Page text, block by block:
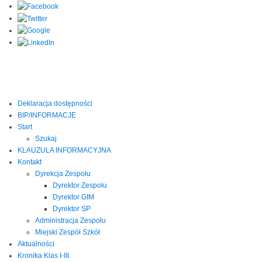
Deklaracja dostępności
BIP/INFORMACJE
Start
Szukaj
KLAUZULA INFORMACYJNA
Kontakt
Dyrekcja Zespołu
Dyrektor Zespołu
Dyrektor GIM
Dyrektor SP
Administracja Zespołu
Miejski Zespół Szkół
Aktualności
Kronika Klas I-III